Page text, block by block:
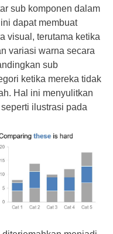
sub komponen dalam
dapat membuat
visual, terutama ketika
variasi warna secara
sub
ketika mereka tidak
Hal ini menyulitkan
ilustrasi pada